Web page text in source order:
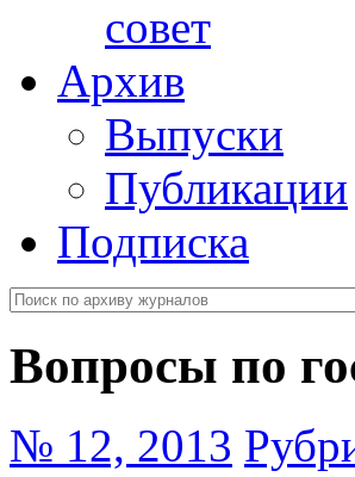
совет
Архив
Выпуски
Публикации
Подписка
Вопросы по
№ 12, 2013